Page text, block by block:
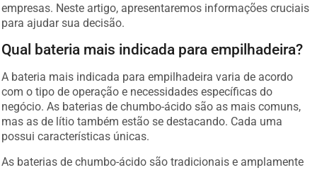
empresas. Neste artigo, apresentaremos informações cruciais
para ajudar sua decisão.
Qual bateria mais indicada para empilhadeira?
A bateria mais indicada para empilhadeira varia de acordo
com o tipo de operação e necessidades específicas do
negócio. As baterias de chumbo-ácido são as mais comuns,
mas as de lítio também estão se destacando. Cada uma
possui características únicas.
As baterias de chumbo-ácido são tradicionais e amplamente